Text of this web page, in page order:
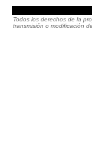
Todos los derechos de la
transmisión o modificación